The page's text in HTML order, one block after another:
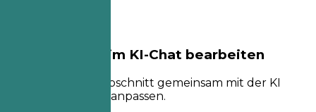
Diese Vorlage im KI-Chat bearbeiten
Lassen Sie jeden Abschnitt gemeinsam mit der KI
umschreiben und anpassen.